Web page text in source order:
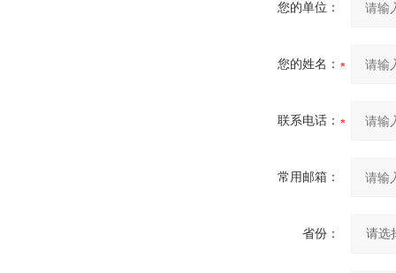
您的单位：
您的姓名：
联系电话：
常用邮箱：
省份：